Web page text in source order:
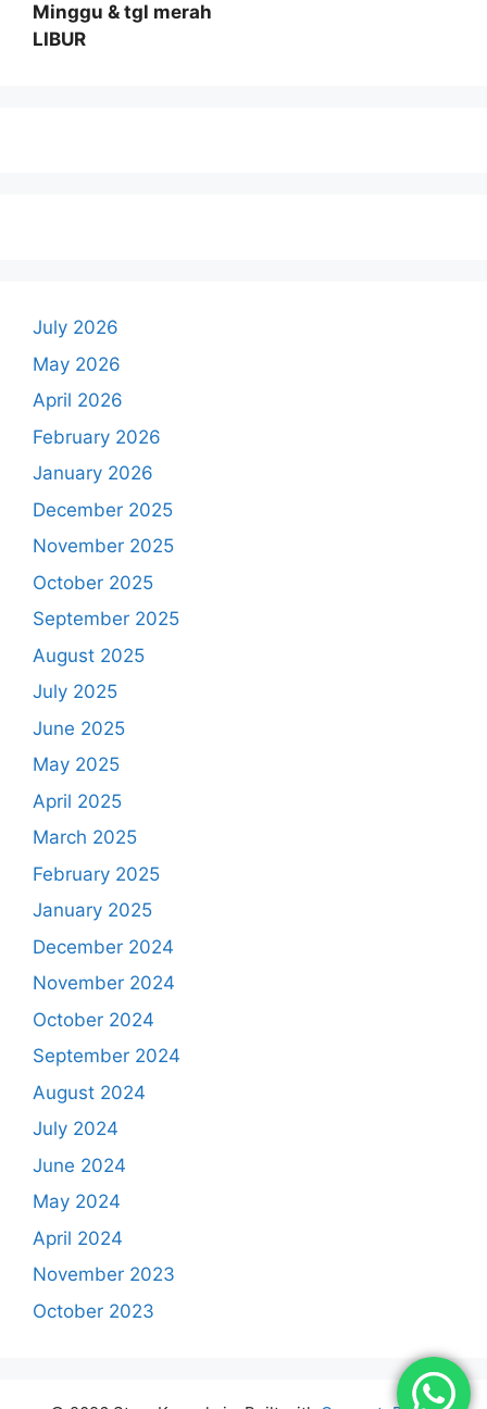
Minggu & tgl merah
LIBUR
July 2026
May 2026
April 2026
February 2026
January 2026
December 2025
November 2025
October 2025
September 2025
August 2025
July 2025
June 2025
May 2025
April 2025
March 2025
February 2025
January 2025
December 2024
November 2024
October 2024
September 2024
August 2024
July 2024
June 2024
May 2024
April 2024
November 2023
October 2023